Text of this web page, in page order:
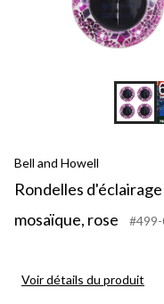
Bell and Howell
Rondelles
mosaïque, rose
Voir détails du produit